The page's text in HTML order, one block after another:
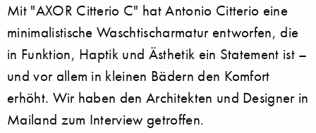
Mit "AXOR Citterio C" hat Antonio Citterio eine
minimalistische Waschtischarmatur entworfen, die
in Funktion, Haptik und Ästhetik ein Statement ist –
und vor allem in kleinen Bädern den Komfort
erhöht. Wir haben den Architekten und Designer in
Mailand zum Interview getroffen.